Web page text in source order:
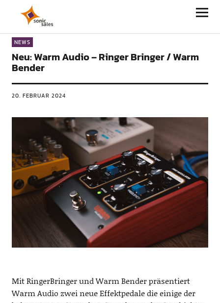
Sonic Sales
NEWS
Neu: Warm Audio – Ringer Bringer / Warm
Bender
20. FEBRUAR 2024
Mit RingerBringer und Warm Bender präsentiert
Warm Audio zwei neue Effektpedale die einige der